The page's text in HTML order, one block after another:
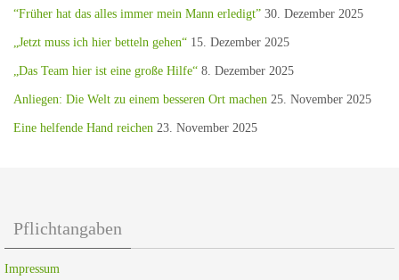
“Früher hat das alles immer mein Mann erledigt” 30. Dezember 2025
„Jetzt muss ich hier betteln gehen“ 15. Dezember 2025
„Das Team hier ist eine große Hilfe“ 8. Dezember 2025
Anliegen: Die Welt zu einem besseren Ort machen 25. November 2025
Eine helfende Hand reichen 23. November 2025
Pflichtangaben
Impressum